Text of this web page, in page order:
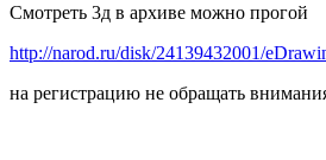
Смотреть 3д в архиве можно прогой
http://narod.ru/disk/24139432001/
на регистрацию не обращать